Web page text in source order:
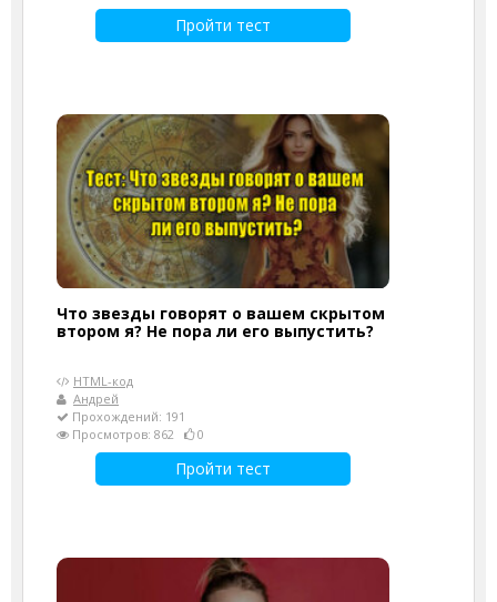
Пройти тест
Что звезды говорят о вашем скрытом
втором я? Не пора ли его выпустить?
HTML-код
Андрей
Прохождений: 191
Просмотров: 862
0
Пройти тест